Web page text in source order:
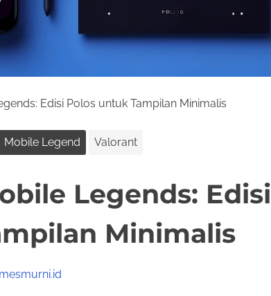
Edisi Polos untuk Tampilan Minimalis
Mobile Legend Valorant
Legends: Edisi
Minimalis